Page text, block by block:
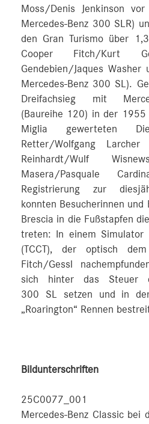
Moss/Denis Jenkinson
Mercedes-Benz 300 SLR)
den Gran Turismo über
Cooper Fitch/Kurt
Gendebien/Jaques Washer
Mercedes-Benz 300 SL).
Dreifachsieg mit
(Baureihe 120) in der
Miglia gewerteten
Retter/Wolfgang
Reinhardt/Wulf
Masera/Pasquale
Registrierung zur
konnten Besucherinnen und
Brescia in die Fußstapfen
treten: In einem Simulator
(TCCT), der optisch
Fitch/Gessl
sich hinter das Steuer
300 SL setzen und in
„Roarington“ Rennen
Bildunterschriften
25C0077_001
Mercedes-Benz Classic